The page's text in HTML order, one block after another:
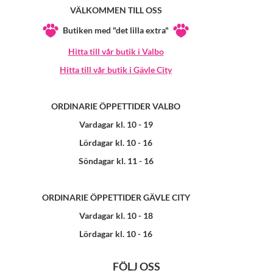
VÄLKOMMEN TILL OSS
Butiken med "det lilla extra"
Hitta till vår butik i Valbo
Hitta till vår butik i Gävle City
ORDINARIE ÖPPETTIDER VALBO
Vardagar kl. 10 - 19
Lördagar kl. 10 - 16
Söndagar kl. 11 - 16
ORDINARIE ÖPPETTIDER GÄVLE CITY
Vardagar kl. 10 - 18
Lördagar kl. 10 - 16
FÖLJ OSS